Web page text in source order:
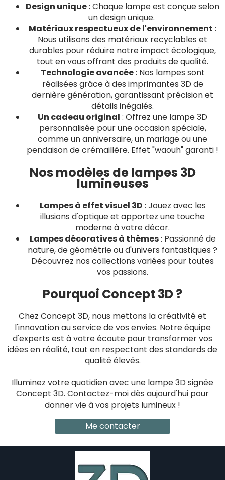
Design unique: Chaque lampe est conçue selon
un design unique.
Matériaux respectueux de l'environnement :
Nous utilisons des matériaux recyclables et
durables pour réduire notre impact écologique,
tout en vous offrant des produits de qualité.
Technologie avancée: Nos lampes sont
réalisées grâce à des imprimantes 3D de
dernière génération, garantissant précision et
détails inégalés.
Un cadeau original : Offrez une lampe 3D
personnalisée pour une occasion spéciale,
comme un anniversaire, un mariage ou une
pendaison de crémaillère. Effet "waouh" garanti !
Nos modèles de lampes 3D
lumineuses
Lampes à effet visuel 3D : Jouez avec les
illusions d'optique et apportez une touche
moderne à votre décor.
Lampes décoratives à thèmes: Passionné de
nature, de géométrie ou d'univers fantastiques ?
Découvrez nos collections variées pour toutes
vos passions.
Pourquoi Concept 3D ?
Chez Concept 3D, nous mettons la créativité et
l'innovation au service de vos envies. Notre équipe
d'experts est à votre écoute pour transformer vos
idées en réalité, tout en respectant des standards de
qualité élevés.
Illuminez votre quotidien avec une lampe 3D signée
Concept 3D. Contactez-moi dès aujourd'hui pour
donner vie à vos projets lumineux !
Me contacter